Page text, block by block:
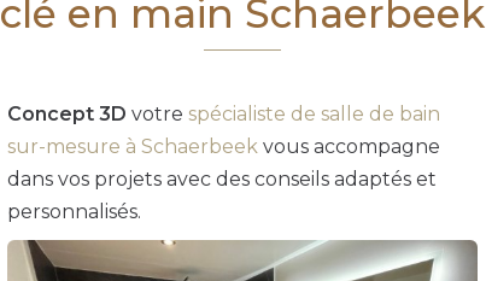
clé en main Schaerbeek
Concept 3D votre spécialiste de salle de bain
sur-mesure à Schaerbeek vous accompagne
dans vos projets avec des conseils adaptés et
personnalisés.